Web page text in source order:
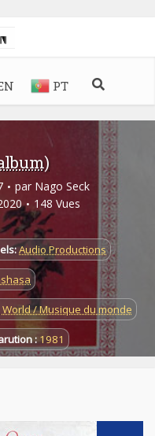
PT
par Nago Seck
148 Vues
Audio Productions
World / Musique du monde
: 1981